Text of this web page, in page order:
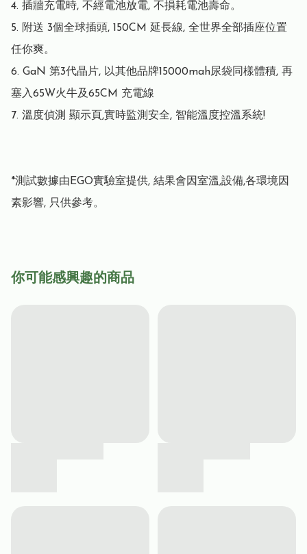
4. 插牆充電時, 不經電池放電, 不損耗電池壽命。
5. 附送 3個全球插頭, 150CM 延長線, 全世界全部插座位置
任你爽。
6. GaN 第3代晶片, 以其他品牌15000mah尿袋同樣體積, 再
塞入65W火牛及65CM 充電線
7. 溫度偵測 顯示頁,實時監測安全, 智能溫度控溫系統!
*測試數據由EGO實驗室提供, 結果會因室溫,設備,各環境因
素影響, 只供參考。
你可能感興趣的商品